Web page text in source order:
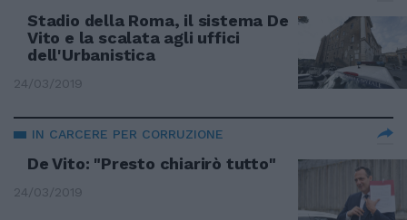
Stadio della Roma, il sistema De
Vito e la scalata agli uffici
dell'Urbanistica
24/03/2019
IN CARCERE PER CORRUZIONE
De Vito: "Presto chiarirò tutto"
24/03/2019